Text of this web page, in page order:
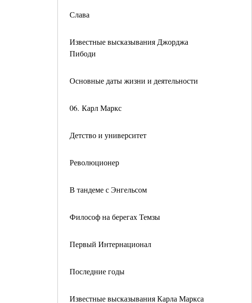
Слава
Известные высказывания Джорджа
Пибоди
Основные даты жизни и деятельности
06. Карл Маркс
Детство и университет
Революционер
В тандеме с Энгельсом
Философ на берегах Темзы
Первый Интернационал
Последние годы
Известные высказывания Карла Маркса